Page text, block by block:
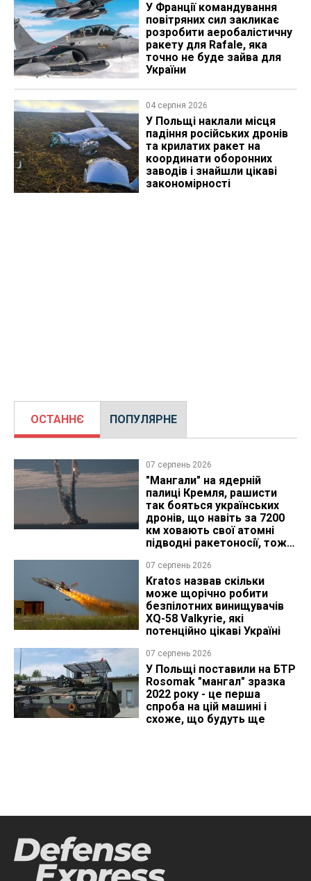
У Франції командування
повітряних сил закликає
розробити аеробалістичну
ракету для Rafale, яка
точно не буде зайва для
України
04 серпня 2026
У Польщі наклали місця
падіння російських дронів
та крилатих ракет на
координати оборонних
заводів і знайшли цікаві
закономірності
ОСТАННЄ ПОПУЛЯРНЕ
07 серпень 2026
"Мангали" на ядерній
палиці Кремля, рашисти
так бояться українських
дронів, що навіть за 7200
км ховають свої атомні
підводні ракетоносії, тож
07 серпень 2026
Kratos назвав скільки
може щорічно робити
безпілотних винищувачів
XQ-58 Valkyrie, які
потенційно цікаві Україні
07 серпень 2026
У Польщі поставили на БТР
Rosomak "мангал" зразка
2022 року - це перша
спроба на цій машині і
схоже, що будуть ще